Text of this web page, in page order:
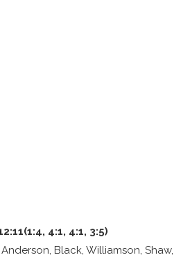
4:1, 4:1, 3:5)
Anderson, Black, Williamson, Shaw,